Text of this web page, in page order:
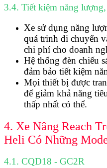
3.4. Tiết kiệm năng
Xe sử dụng năng
quá trinh di chuyển
chi phí cho doanh
Hệ thống đèn chiếu
đảm bảo tiết kiệm
Mọi thiết bị được
để giảm khả năng
thấp nhất có thể.
4. Xe Nâng Reach
Heli Có Những
4.1. CQD18 - GC2R